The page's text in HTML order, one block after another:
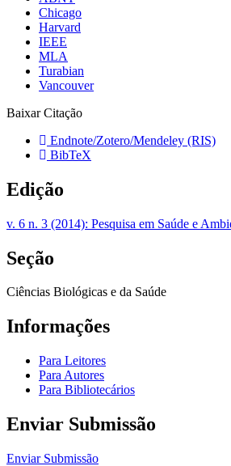
Chicago
Harvard
IEEE
MLA
Turabian
Vancouver
Baixar Citação
Endnote/Zotero/Mendeley (RIS)
BibTeX
Edição
v. 6 n. 3 (2014): Pesquisa em Saúde e
Seção
Ciências Biológicas e da Saúde
Informações
Para Leitores
Para Autores
Para Bibliotecários
Enviar Submissão
Enviar Submissão